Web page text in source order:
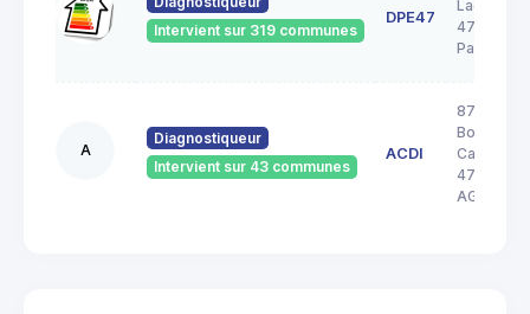
Intervient sur 319 communes
DPE47
47520 Le
Passage
A
Diagnostiqueur
Intervient sur 43 communes
ACDI
87
Boulevard
Carnot
47000
AGEN